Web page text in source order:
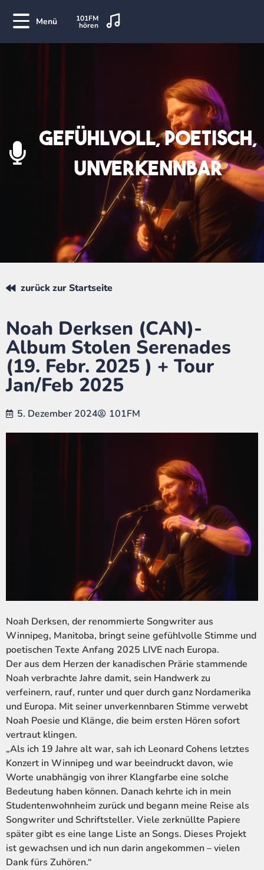
Menü 101FM
hören
gefühlvoll,poetisch,
unverkennbar
zurück zur Startseite
Noah Derksen (CAN)-
Album Stolen Serenades
(19. Febr. 2025 ) + Tour
Jan/Feb 2025
5. Dezember 2024 101FM
Noah Derksen, der renommierte Songwriter aus
Winnipeg, Manitoba, bringt seine gefühlvolle Stimme und
poetischen Texte Anfang 2025 LIVE nach Europa.
Der aus dem Herzen der kanadischen Prärie stammende
Noah verbrachte Jahre damit, sein Handwerk zu
verfeinern, rauf, runter und quer durch ganz Nordamerika
und Europa. Mit seiner unverkennbaren Stimme verwebt
Noah Poesie und Klänge, die beim ersten Hören sofort
vertraut klingen.
„Als ich 19 Jahre alt war, sah ich Leonard Cohens letztes
Konzert in Winnipeg und war beeindruckt davon, wie
Worte unabhängig von ihrer Klangfarbe eine solche
Bedeutung haben können. Danach kehrte ich in mein
Studentenwohnheim zurück und begann meine Reise als
Songwriter und Schriftsteller. Viele zerknüllte Papiere
später gibt es eine lange Liste an Songs. Dieses Projekt
ist gewachsen und ich nun darin angekommen – vielen
Dank fürs Zuhören.“